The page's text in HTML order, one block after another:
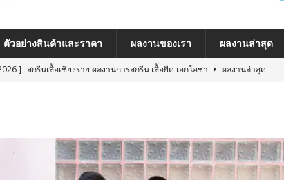
ตัวอย่างสินค้าและราคา ผลงานของเรา ผลงานล่าสุด
] สกรีนเสื้อเชียงราย ผลงานการสกรีน เสื้อยืด เอกโอชา
ผลงานล่าสุด
สกรีนเสื้อเชียงราย ผลงานการสกรีน เสื้อ MARKINN”S
ผลงานล่าสุด